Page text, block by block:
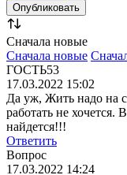
Сначала новые
Сначала новые
ГОСТЬ53
17.03.2022 15:02
Да уж, Жить надо на
работать не хочется.
найдется!!!
Ответить
Вопрос
17.03.2022 14:24